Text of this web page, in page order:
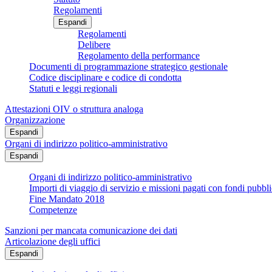
Regolamenti
Espandi
Regolamenti
Delibere
Regolamento della performance
Documenti di programmazione strategico gestionale
Codice disciplinare e codice di condotta
Statuti e leggi regionali
Attestazioni OIV o struttura analoga
Organizzazione
Espandi
Organi di indirizzo politico-amministrativo
Espandi
Organi di indirizzo politico-amministrativo
Importi di viaggio di servizio e missioni pagati con fondi
Fine Mandato 2018
Competenze
Sanzioni per mancata comunicazione dei dati
Articolazione degli uffici
Espandi